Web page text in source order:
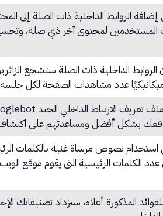
الروابط الداخلية ذات الصلة إلى
المستخدمين لمحتوى آخر ذي صلة،
الروابط الداخلية ذات الصلة ستشجع
عدد مشاهدات الصفحة لكل جلسة
بشكل أفضل ومساعدتهم على
نصوص مرساة غنية بالكلمات
الكلمات الرئيسية التي يقوم موقع
المذكورة أعلاه، ستزداد تصنيفاتك